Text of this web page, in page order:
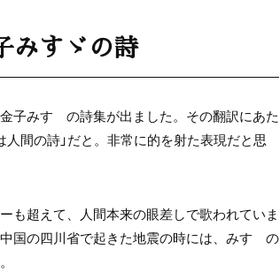
みすゞの詩
子みすゞの詩集が出ました。その翻訳にあた
間の詩」だと。非常に的を射た表現だと思
も超えて、人間本来の眼差しで歌われていま
国の四川省で起きた地震の時には、みすゞの